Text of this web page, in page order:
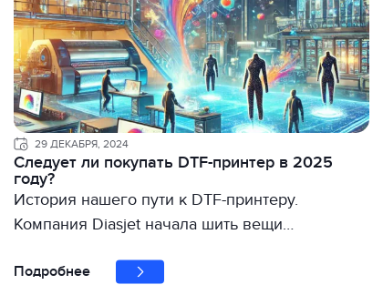
29 ДЕКАБРЯ, 2024
Следует ли покупать DTF-принтер в 2025
году?
История нашего пути к DTF-принтеру.
Компания Diasjet начала шить вещи…
Подробнее